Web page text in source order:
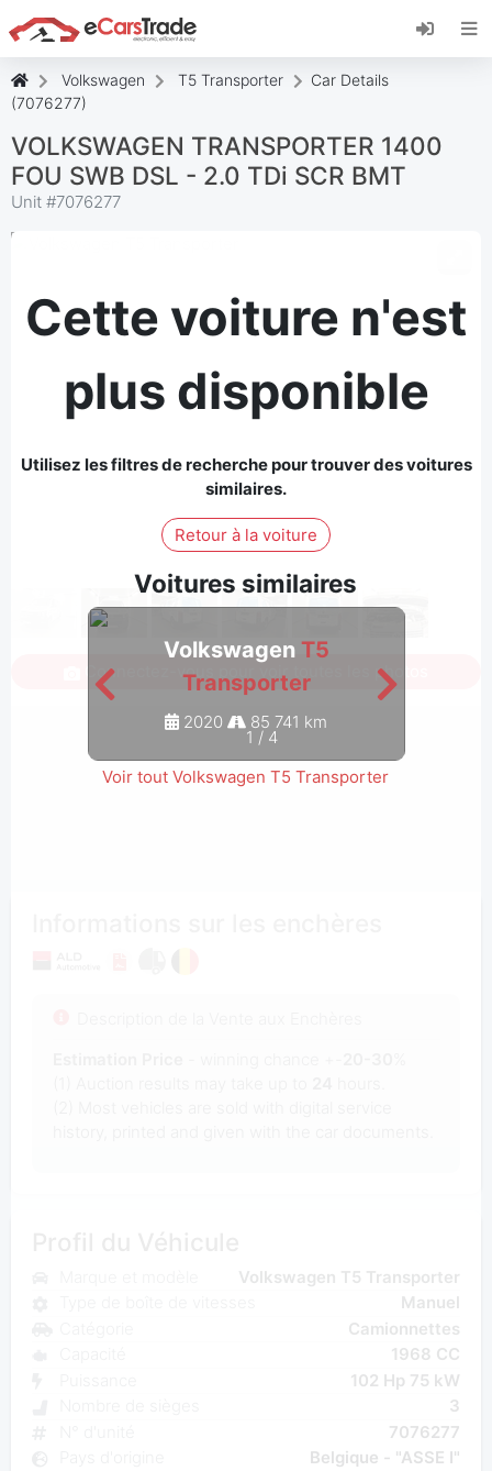
Installez l'application web eCarsTrade, ajoutez-
la à votre écran d'accueil et recevez des mises
à jour instantanées.
Volkswagen T5 Transporter
Car Details
(7076277)
VOLKSWAGEN TRANSPORTER 1400
FOU SWB DSL - 2.0 TDi SCR BMT
Unit #7076277
Cette voiture n'est
plus disponible
Utilisez les filtres de recherche pour trouver des voitures
similaires.
Retour à la voiture
Voitures similaires
Volkswagen T5
Transporter
2020 85 741 km
1 / 4
Voir tout Volkswagen T5 Transporter
Connectez-vous pour voir toutes les photos
Volkswagen T5 Transporter
Manuel
Camionnettes
1968 CC
102 Hp 75 kW
3
7076277
Belgique - "ASSE I"